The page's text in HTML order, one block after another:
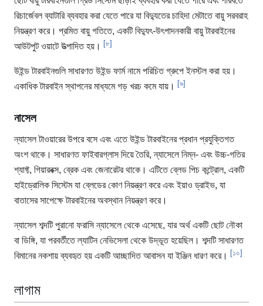
রিচার্জেবল ব্যাটারি ব্যবহার করা যেতে পারে যা বিদ্যুতের চাহিদা মেটাতে বায়ু সরবরাহ
নিয়ন্ত্রণ করে। প্রমিত বায়ু গতিতে, একটি বিদ্যুৎ-উৎপাদনকারী বায়ু টারবাইনের
আউটপুট ওয়াটে উত্পাদিত হয়। [৮]
উইন্ড টারবাইনগুলি সাধারণত উইন্ড ফার্ম নামে পরিচিত গ্রুপে ইনস্টল করা হয়।
একাধিক টারবাইন স্থাপনের মাধ্যমে গড় খরচ কমে যায়। [৯]
নাসেল
ন্যাসেল টাওয়ারের উপরে বসে এবং এতে উইন্ড টারবাইনের প্রধান প্রযুক্তিগত
অংশ থাকে। সাধারণত ফাইবারগ্লাস দিয়ে তৈরি, ন্যাসেলে নিম্ন- এবং উচ্চ-গতির
শ্যাফ্ট, গিয়ারবক্স, ব্রেক এবং জেনারেটর থাকে। এটিতে ব্লেড পিচ কন্ট্রোল, একটি
হাইড্রোলিক সিস্টেম যা ব্লেডের কোণ নিয়ন্ত্রণ করে এবং ইয়াও ড্রাইভ, যা
বাতাসের সাপেক্ষে টারবাইনের অবস্থান নিয়ন্ত্রণ করে।
ন্যাসেল শব্দটি পুরানো ফরাসি ন্যাসেলে থেকে এসেছে, যার অর্থ একটি ছোট নৌকা
বা ডিঙ্গি, যা পরবর্তীতে ল্যাটিন নেভিসেলা থেকে উদ্ভূত হয়েছিল। শব্দটি সাধারণত
বিমানের নকশায় ব্যবহৃত হয় একটি আচ্ছাদিত আবাসন যা ইঞ্জিন ধারণ করে। [১০]
লাগাম